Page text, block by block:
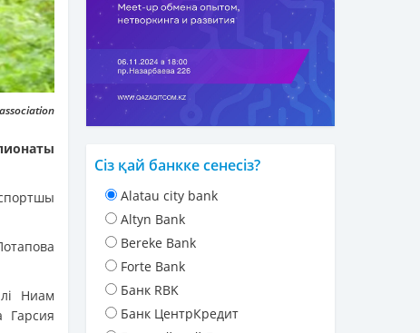
Ниам
Гарсия
Сіз қай банкке сенесіз?
Alatau city bank
Altyn Bank
Bereke Bank
Forte Bank
Банк RBK
Банк ЦентрКредит